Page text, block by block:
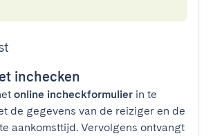
inchecken
online incheckformulier in te
de gegevens van de reiziger en de
aankomsttijd. Vervolgens ontvangt